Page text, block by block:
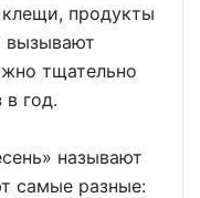
продукты
вызывают
тщательно
в год.
называют
самые разные: